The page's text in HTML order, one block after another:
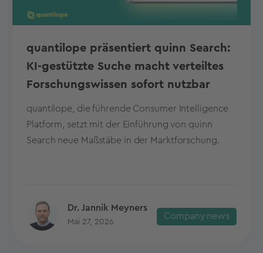
quantilope präsentiert quinn Search:
KI-gestützte Suche macht verteiltes
Forschungswissen sofort nutzbar
quantilope, die führende Consumer Intelligence
Platform, setzt mit der Einführung von quinn
Search neue Maßstäbe in der Marktforschung.
Dr. Jannik Meyners
Mai 27, 2026
Company news